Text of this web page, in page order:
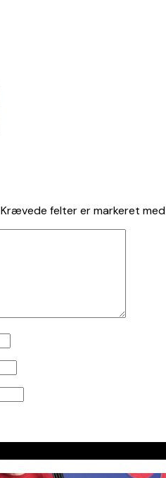
Krævede felter er markeret med